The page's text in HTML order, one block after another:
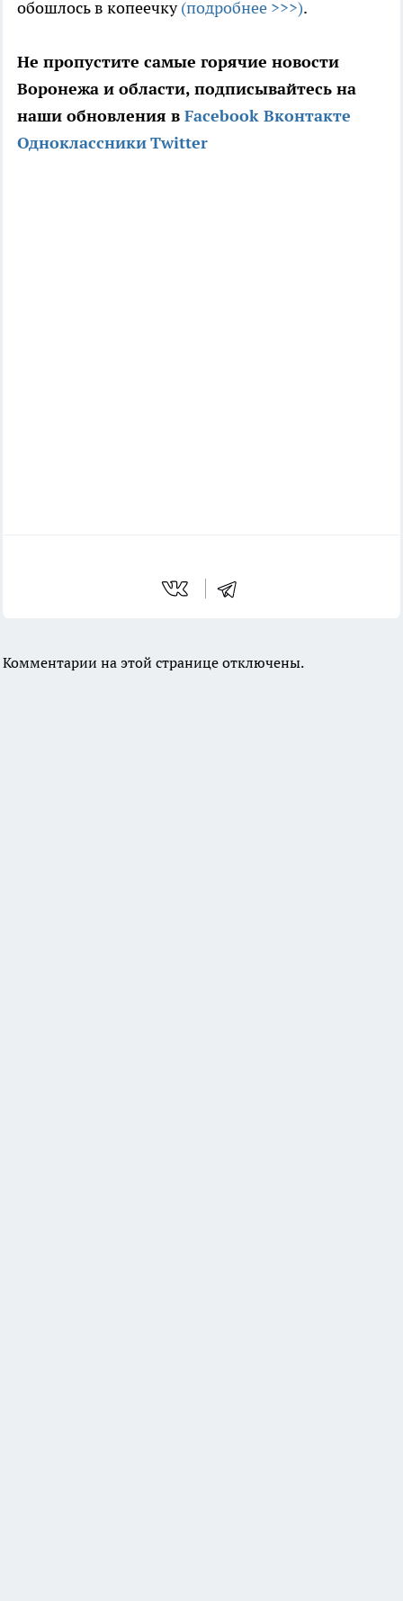
обошлось в копеечку(подробнее >>>).
Не пропустите самые горячие новости
Воронежа и области, подписывайтесь на
наши обновления в Facebook Вконтакте
ОдноклассникиTwitter
Комментарии на этой странице отключены.